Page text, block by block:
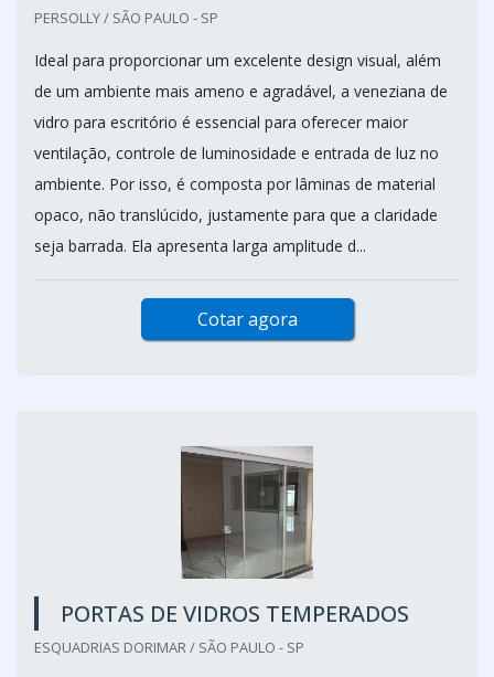
PERSOLLY / SÃO PAULO - SP
Ideal para proporcionar um excelente design visual, além
de um ambiente mais ameno e agradável, a veneziana de
vidro para escritório é essencial para oferecer maior
ventilação, controle de luminosidade e entrada de luz no
ambiente. Por isso, é composta por lâminas de material
opaco, não translúcido, justamente para que a claridade
seja barrada. Ela apresenta larga amplitude d...
Cotar agora
PORTAS DE VIDROS TEMPERADOS
ESQUADRIAS DORIMAR / SÃO PAULO - SP